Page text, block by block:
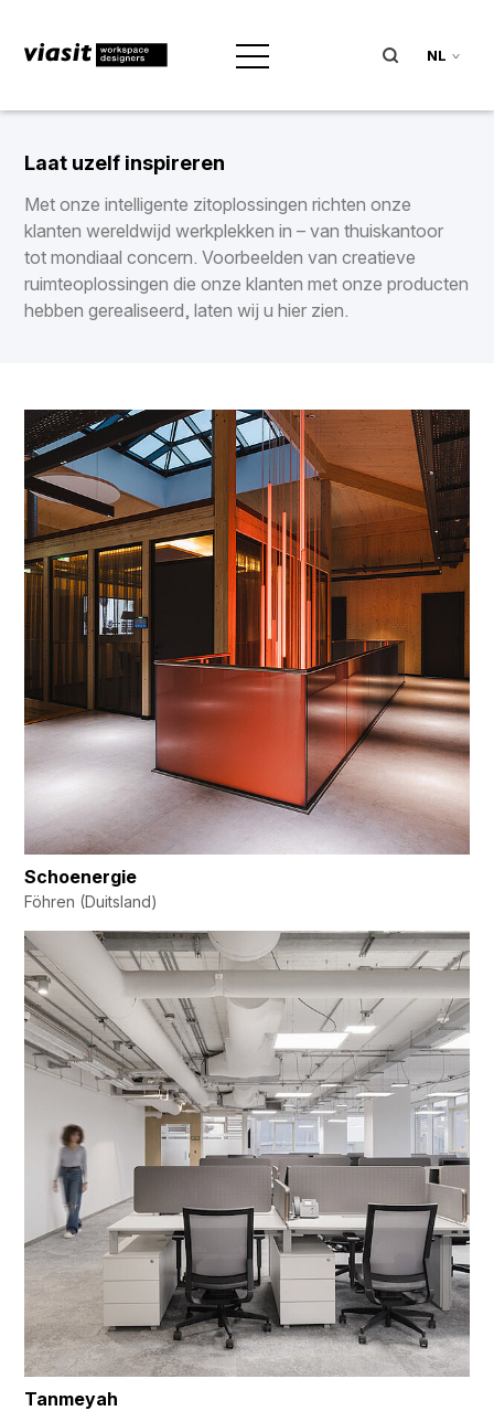
NL
Laat uzelf inspireren
Met onze intelligente zitoplossingen richten onze
klanten wereldwijd werkplekken in – van thuiskantoor
tot mondiaal concern. Voorbeelden van creatieve
ruimteoplossingen die onze klanten met onze producten
hebben gerealiseerd, laten wij u hier zien.
Schoenergie
Föhren (Duitsland)
Tanmeyah